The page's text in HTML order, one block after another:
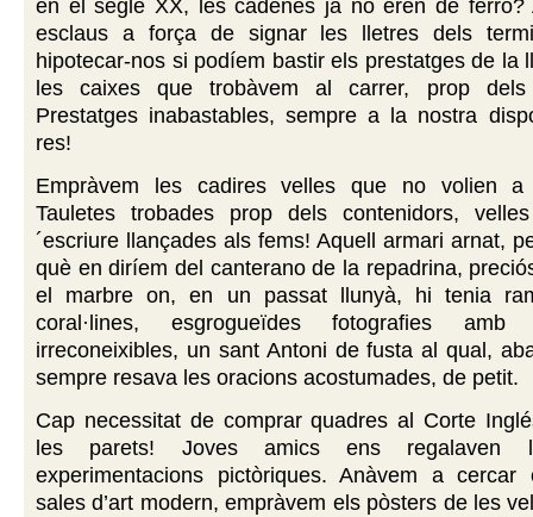
en el segle XX, les cadenes ja no eren de ferro?
esclaus a força de signar les lletres dels
hipotecar-nos si podíem bastir els prestatges de la
les caixes que trobàvem al carrer, prop dels
Prestatges inabastables, sempre a la nostra
res!
Empràvem les cadires velles que no volien a
Tauletes trobades prop dels contenidors,
´escriure llançades als fems! Aquell armari arnat,
què en diríem del canterano de la repadrina,
el marbre on, en un passat llunyà, hi tenia
coral·lines, esgrogueïdes fotografies
irreconeixibles, un sant Antoni de fusta al qual,
sempre resava les oracions acostumades, de petit.
Cap necessitat de comprar quadres al Corte
les parets! Joves amics ens regalaven
experimentacions pictòriques. Anàvem a
sales d’art modern, empràvem els pòsters de les